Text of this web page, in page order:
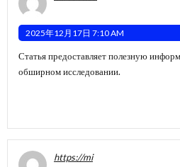
2025年12月17日 7:10 AM
Статья предоставляет полезную
обширном исследовании.
https://mi